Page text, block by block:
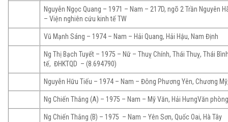
Nguyễn Ngọc Quang – 1971 – Nam – 217D, ngõ 2 Trần Nguyên
– Viện nghiên cứu kinh tế TW
Vũ Mạnh Sáng – 1974 – Nam – Hải Quang, Hải Hậu, Nam Định
Ng Thị Bạch Tuyết – 1975 – Nữ – Thuỵ Chính, Thái Thuỵ, Thái
tế, ĐHKTQD – (8.694790)
Nguyễn Hữu Tiếu – 1974 – Nam – Đông Phương Yên, Chương
Ng Chiến Thắng (A) – 1975 – Nam – Mỹ Văn, Hải HưngVăn
Ng Chiến Thắng (B) – 1975 – Nam – Yên Sơn, Quốc Oai, Hà Tây